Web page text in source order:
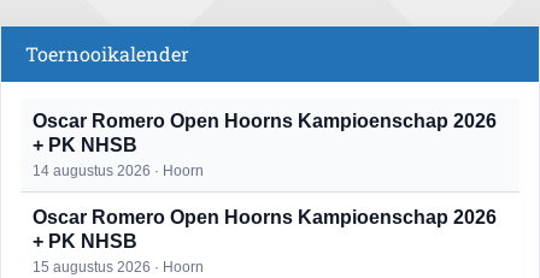
Toernooikalender
Oscar Romero Open Hoorns Kampioenschap 2026
+ PK NHSB
14 augustus 2026 · Hoorn
Oscar Romero Open Hoorns Kampioenschap 2026
+ PK NHSB
15 augustus 2026 · Hoorn